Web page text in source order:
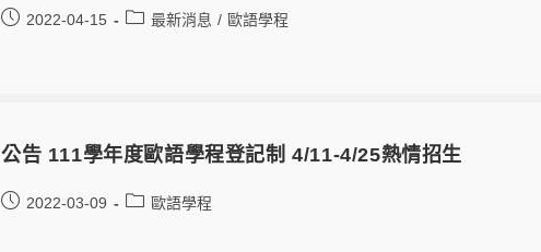
2022-04-15 最新消息 / 歐語學程
公告 111學年度歐語學程登記制 4/11-4/25熱情招生
2022-03-09 歐語學程